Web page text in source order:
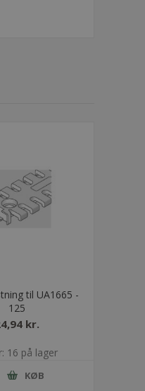
til UA1665 -
125
kr.
16 på lager
KØB